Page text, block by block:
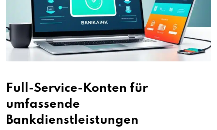
Full-Service-Konten für
umfassende
Bankdienstleistungen